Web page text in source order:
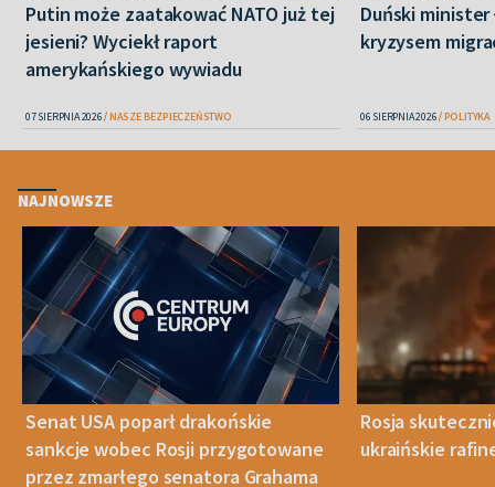
Putin może zaatakować NATO już tej
jesieni? Wyciekł raport
amerykańskiego wywiadu
07 SIERPNIA 2026 NASZE BEZPIECZEŃSTWO
Duński minister
kryzysem
06 SIERPNIA 2026 POLITYKA
NAJNOWSZE
Senat USA poparł drakońskie
sankcje wobec Rosji przygotowane
przez zmarłego senatora Grahama
Rosja
ukraińskie